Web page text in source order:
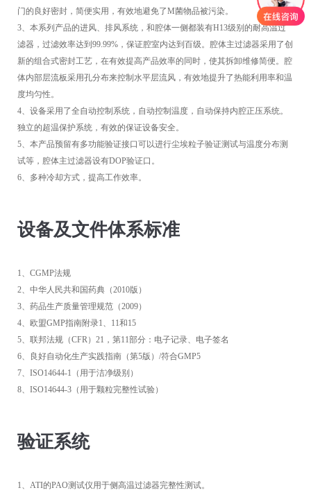
门的良好密封，简便实用，有效地避免了M菌物品被污染。
3、本系列产品的进风、排风系统，和腔体一侧都装有H13级别的耐高温过
滤器，过滤效率达到99.99%，保证腔室内达到百级。腔体主过滤器采用了创
新的组合式密封工艺，在有效提高产品效率的同时，使其拆卸维修简便。腔
体内部层流板采用孔分布来控制水平层流风，有效地提升了热能利用率和温
度均匀性。
4、设备采用了全自动控制系统，自动控制温度，自动保持内腔正压系统。
独立的超温保护系统，有效的保证设备安全。
5、本产品预留有多功能验证接口可以进行尘埃粒子验证测试与温度分布测
试等，腔体主过滤器设有DOP验证口。
6、多种冷却方式，提高工作效率。
设备及文件体系标准
1、CGMP法规
2、中华人民共和国药典（2010版）
3、药品生产质量管理规范（2009）
4、欧盟GMP指南附录1、11和15
5、联邦法规（CFR）21，第11部分：电子记录、电子签名
6、良好自动化生产实践指南（第5版）/符合GMP5
7、ISO14644-1（用于洁净级别）
8、ISO14644-3（用于颗粒完整性试验）
验证系统
1、ATI的PAO测试仪用于侧高温过滤器完整性测试。